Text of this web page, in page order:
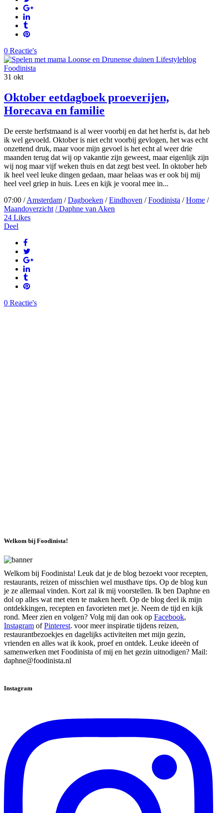
0 Reactie's
31 okt
Oktober eetdagboek proeverijen,
Horecava en familie
De eerste herfstmaand is al weer voorbij en dat het herfst is, dat heb
ik wel gevoeld. Oktober is niet echt voorbij gevlogen, het was echt
onzettend druk, maar voor mijn gevoel is het echt al weer drie
maanden terug dat wij op vakantie zijn geweest, maar eigenlijk zijn
wij nog maar vijf weken thuis en dat zegt best veel. In oktober heb
ik heel veel leuke dingen gedaan, maar helaas was er ook bij mij
heel veel griep in huis. Lees en kijk je vooral mee in...
07:00 /Amsterdam /Dagboeken /Eindhoven /Foodinista /Home /
Maandoverzicht / Daphne van Aken
24 Likes
Deel
0 Reactie's
Welkom bij Foodinista!
Welkom bij Foodinista! Leuk dat je de blog bezoekt voor recepten,
restaurants, reizen of misschien wel musthave tips. Op de blog kun
je ze allemaal vinden. Kort zal ik mij voorstellen. Ik ben Daphne en
dol op alles wat met eten te maken heeft. Op de blog deel ik mijn
ontdekkingen, recepten en favorieten met je. Neem de tijd en kijk
rond. Meer zien en volgen? Volg mij dan ook op Facebook,
Instagram ofPinterest. voor meer inspiratie tijdens reizen,
restaurantbezoekjes en dagelijks activiteiten met mijn gezin,
vrienden en alles wat ik kook, proef en ontdek. Leuke ideeën of
samenwerken met Foodinista of mij en het gezin uitnodigen? Mail:
daphne@foodinista.nl
Instagram